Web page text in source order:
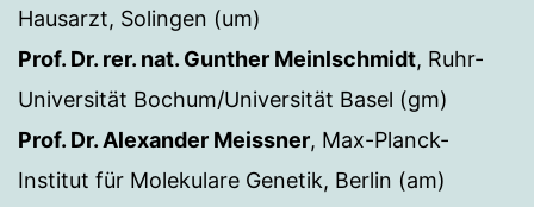
Hausarzt, Solingen (um)
Prof. Dr. rer. nat. Gunther Meinlschmidt, Ruhr-
Universität Bochum/Universität Basel (gm)
Prof. Dr. Alexander Meissner, Max-Planck-
Institut für Molekulare Genetik, Berlin (am)